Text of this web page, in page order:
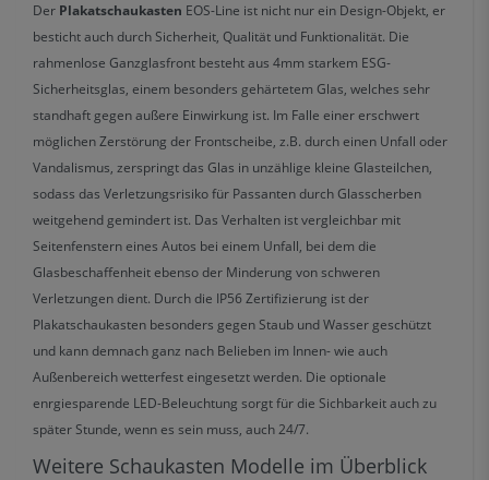
Der Plakatschaukasten EOS-Line ist nicht nur ein Design-Objekt, er
besticht auch durch Sicherheit, Qualität und Funktionalität. Die
rahmenlose Ganzglasfront besteht aus 4mm starkem ESG-
Sicherheitsglas, einem besonders gehärtetem Glas, welches sehr
standhaft gegen außere Einwirkung ist. Im Falle einer erschwert
möglichen Zerstörung der Frontscheibe, z.B. durch einen Unfall oder
Vandalismus, zerspringt das Glas in unzählige kleine Glasteilchen,
sodass das Verletzungsrisiko für Passanten durch Glasscherben
weitgehend gemindert ist. Das Verhalten ist vergleichbar mit
Seitenfenstern eines Autos bei einem Unfall, bei dem die
Glasbeschaffenheit ebenso der Minderung von schweren
Verletzungen dient. Durch die IP56 Zertifizierung ist der
Plakatschaukasten besonders gegen Staub und Wasser geschützt
und kann demnach ganz nach Belieben im Innen- wie auch
Außenbereich wetterfest eingesetzt werden. Die optionale
enrgiesparende LED-Beleuchtung sorgt für die Sichbarkeit auch zu
später Stunde, wenn es sein muss, auch 24/7.
Weitere Schaukasten Modelle im Überblick